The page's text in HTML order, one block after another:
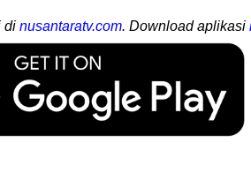
di nusantaratv.com. Download aplikasi